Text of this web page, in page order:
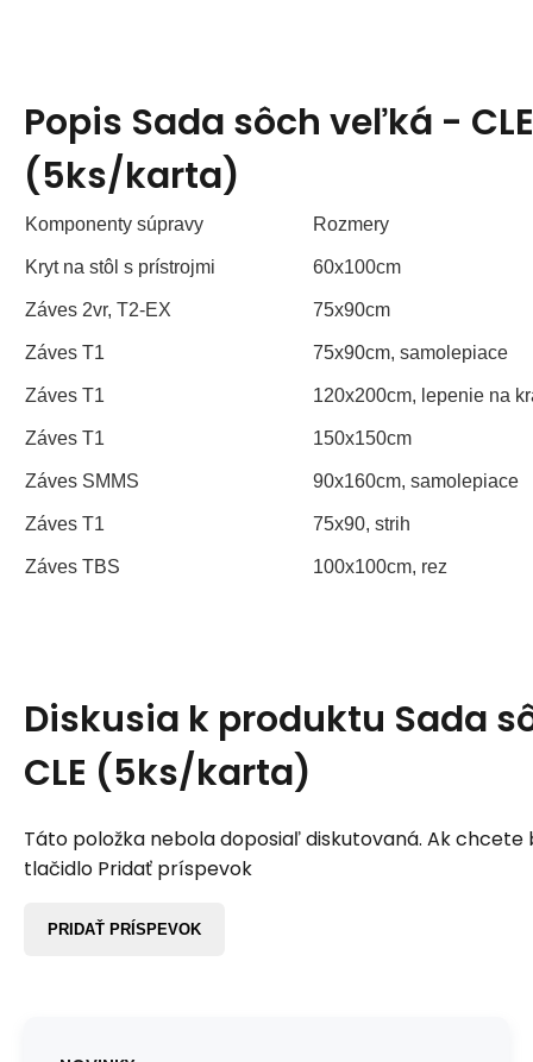
Popis Sada sôch veľká - CLE
(5ks/karta)
Komponenty súpravy Rozmery
Kryt na stôl s prístrojmi 60x100cm
Záves 2vr, T2-EX 75x90cm
Záves T1 75x90cm, samolepiace
Záves T1 120x200cm, lepenie na
Záves T1 150x150cm
Záves SMMS 90x160cm, samolepiace
Záves T1 75x90, strih
Záves TBS 100x100cm, rez
Diskusia k produktu Sada
CLE (5ks/karta)
Táto položka nebola doposiaľ diskutovaná. Ak chcete
tlačidlo Pridať príspevok
PRIDAŤ PRÍSPEVOK